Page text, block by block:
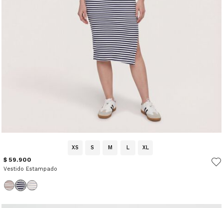
XS S M L XL
$ 59.900
Vestido Estampado